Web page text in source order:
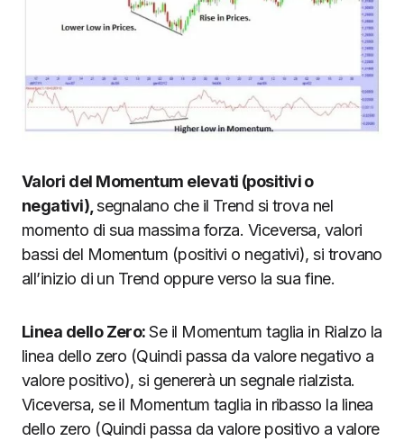
Valori del Momentum elevati (positivi o
negativi),segnalano che il Trend si trova nel
momento di sua massima forza. Viceversa, valori
bassi del Momentum (positivi o negativi), si trovano
all’inizio di un Trend oppure verso la sua fine.
Linea dello Zero:Se il Momentum taglia in Rialzo la
linea dello zero (Quindi passa da valore negativo a
valore positivo), si genererà un segnale rialzista.
Viceversa, se il Momentum taglia in ribasso la linea
dello zero (Quindi passa da valore positivo a valore